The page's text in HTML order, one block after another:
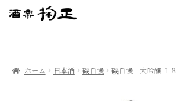
ホーム 日本酒 磯自慢 磯自慢 大吟醸 １